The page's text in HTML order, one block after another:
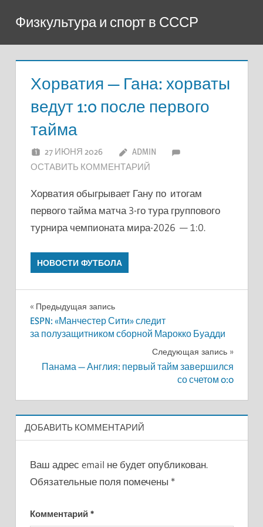
содержимому
Физкультура и спорт в СССР
Хорватия — Гана: хорваты
ведут 1:0 после первого
тайма
27 ИЮНЯ 2026
ADMIN
ОСТАВИТЬ КОММЕНТАРИЙ
Хорватия обыгрывает Гану по итогам
первого тайма матча 3-го тура группового
турнира чемпионата мира-2026 — 1:0.
НОВОСТИ ФУТБОЛА
Навигация
по
Предыдущая запись
ESPN: «Манчестер Сити» следит
за полузащитником сборной Марокко Буадди
Следующая запись
Панама — Англия: первый тайм завершился
со счетом 0:0
ДОБАВИТЬ КОММЕНТАРИЙ
Ваш адрес email не будет опубликован.
Обязательные поля помечены *
Комментарий *